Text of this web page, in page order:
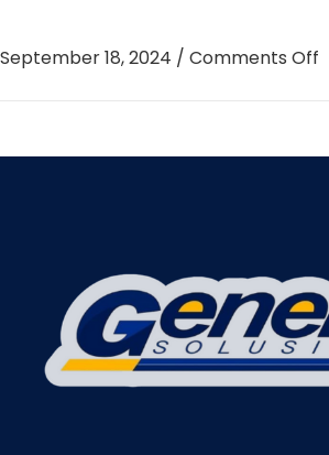
September 18, 2024 / Comments Off